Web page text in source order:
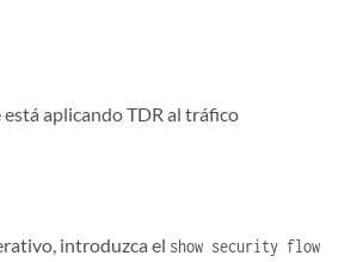
aplicando TDR al tráfico
introduzca el show security flow